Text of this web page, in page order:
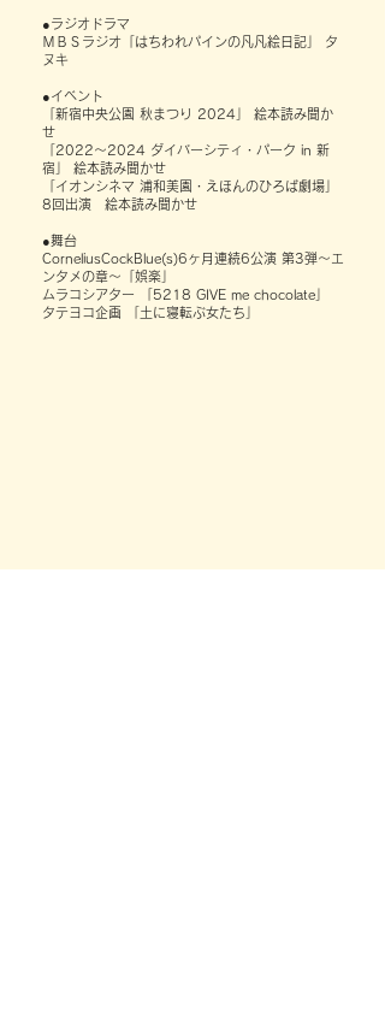
●ラジオドラマ
ＭＢＳラジオ「はちわれパインの凡凡絵日記」 タ
ヌキ
●イベント
「新宿中央公園 秋まつり 2024」 絵本読み聞か
せ
「2022～2024 ダイバーシティ・パーク in 新
宿」 絵本読み聞かせ
「イオンシネマ 浦和美園・えほんのひろば劇場」
8回出演 絵本読み聞かせ
●舞台
CorneliusCockBlue(s)6ヶ月連続6公演 第3弾～エ
ンタメの章～「娯楽」
ムラコシアター 「5218 GIVE me chocolate」
タテヨコ企画 「土に寝転ぶ女たち」